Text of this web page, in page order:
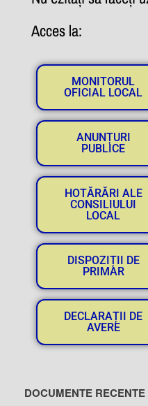
Acces la:
MONITORUL
OFICIAL LOCAL
ANUNȚURI
PUBLICE
HOTĂRĂRI ALE
CONSILIULUI
LOCAL
DISPOZIȚII DE
PRIMAR
DECLARAȚII DE
AVERE
DOCUMENTE RECENTE